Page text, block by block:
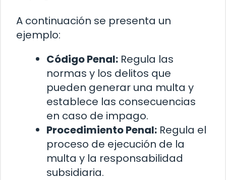
A continuación se presenta un
ejemplo:
Código Penal: Regula las
normas y los delitos que
pueden generar una multa y
establece las consecuencias
en caso de impago.
Procedimiento Penal: Regula el
proceso de ejecución de la
multa y la responsabilidad
subsidiaria.